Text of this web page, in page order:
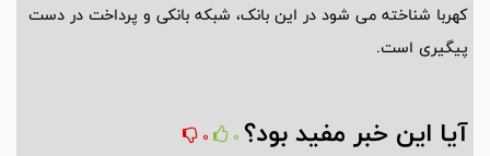
کهربا شناخته می شود در این بانک، شبکه بانکی و پرداخت در دست
پیگیری است.
آیا این خبر مفید بود؟ 0
0